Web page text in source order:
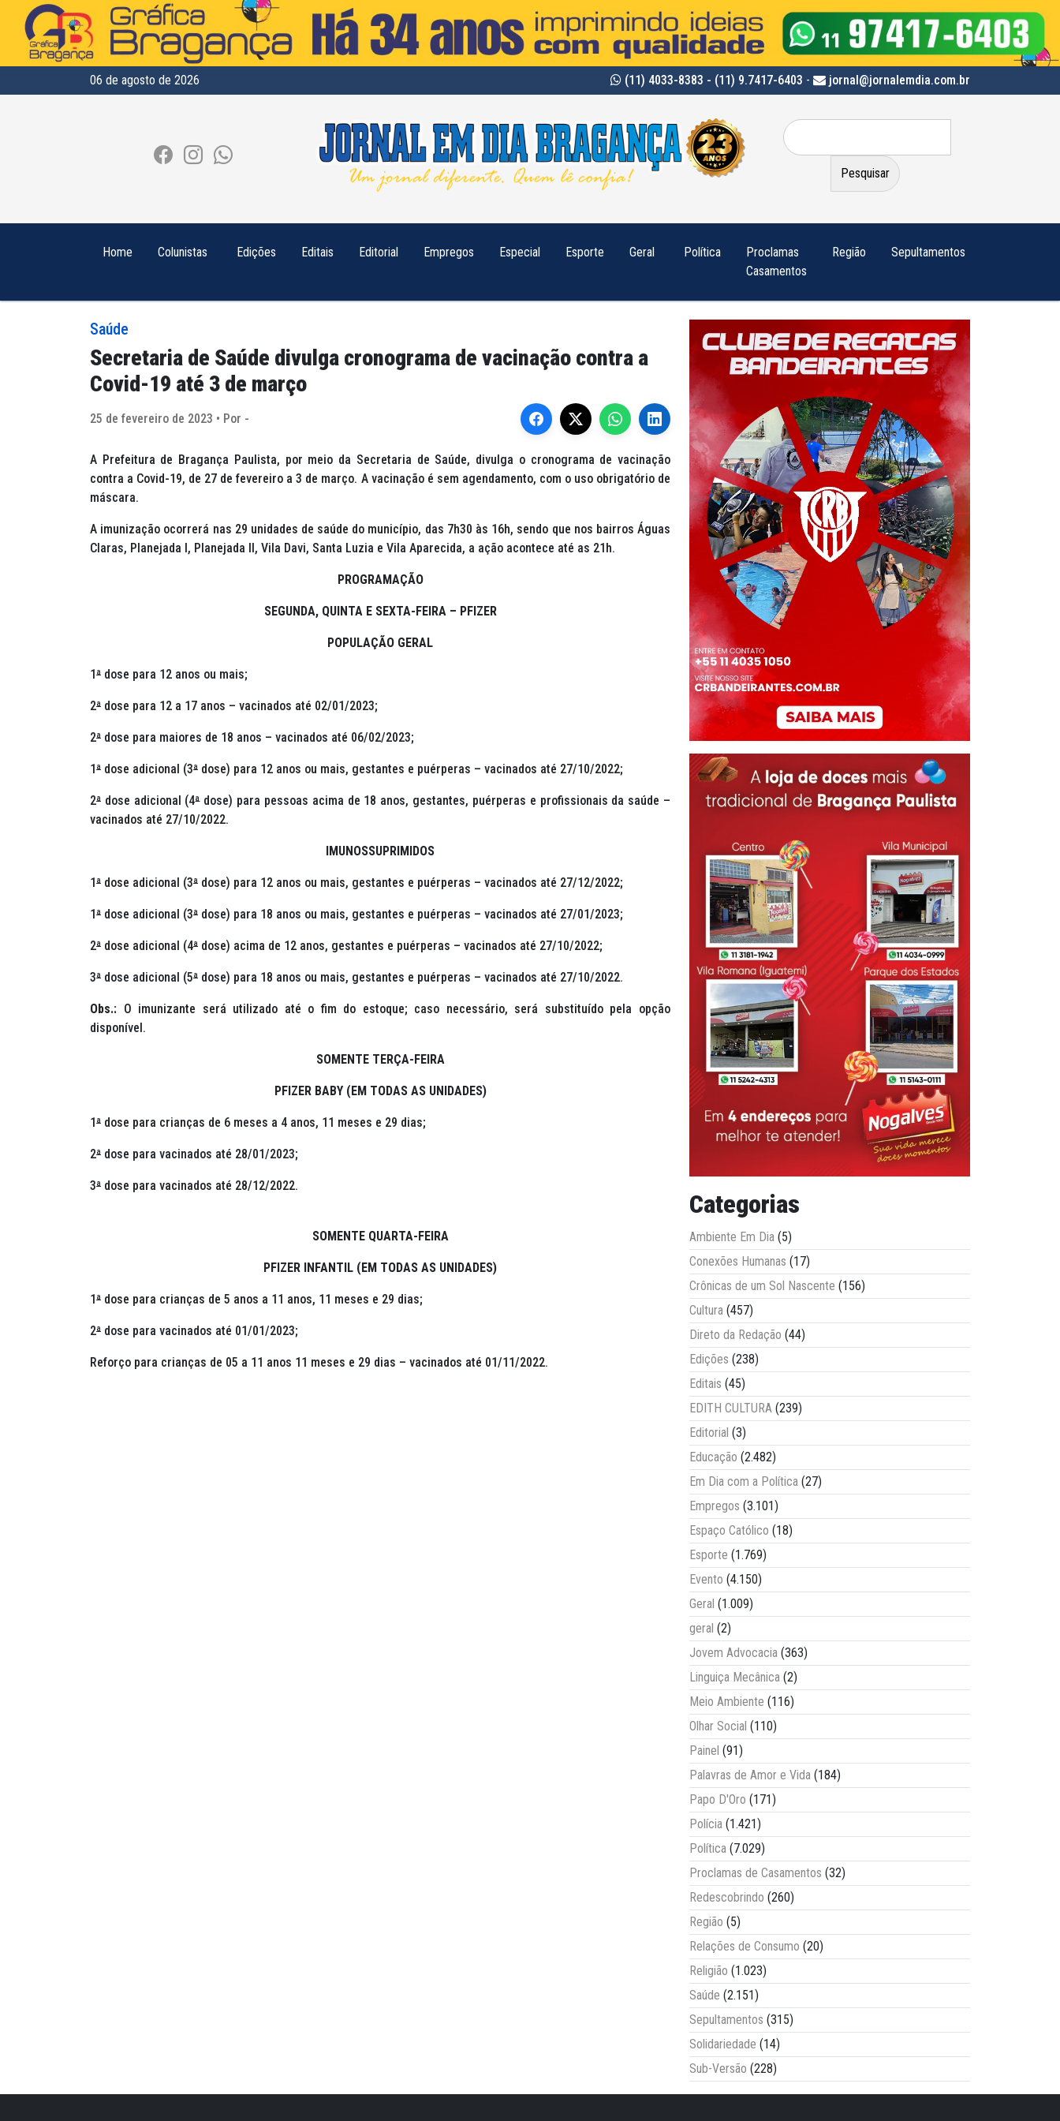
06 de agosto de 2026 (11) 4033-8383 - (11) 9.7417-6403 - jornal@jornalemdia.com.br
Pesquisar
por:
Home Colunistas Edições Editais Editorial Empregos Especial Esporte Geral Política
Proclamas
Casamentos
Região Sepultamentos
Saúde
Secretaria de Saúde divulga cronograma de vacinação contra a
Covid-19 até 3 de março
25 de fevereiro de 2023 • Por -
A Prefeitura de Bragança Paulista, por meio da Secretaria de Saúde, divulga o cronograma de vacinação
contra a Covid-19, de 27 de fevereiro a 3 de março. A vacinação é sem agendamento, com o uso obrigatório de
máscara.
A imunização ocorrerá nas 29 unidades de saúde do município, das 7h30 às 16h, sendo que nos bairros Águas
Claras, Planejada I, Planejada II, Vila Davi, Santa Luzia e Vila Aparecida, a ação acontece até as 21h.
PROGRAMAÇÃO
SEGUNDA, QUINTA E SEXTA-FEIRA – PFIZER
POPULAÇÃO GERAL
1ª dose para 12 anos ou mais;
2ª dose para 12 a 17 anos – vacinados até 02/01/2023;
2ª dose para maiores de 18 anos – vacinados até 06/02/2023;
1ª dose adicional (3ª dose) para 12 anos ou mais, gestantes e puérperas – vacinados até 27/10/2022;
2ª dose adicional (4ªdose) para pessoas acima de 18 anos, gestantes, puérperas e profissionais da saúde –
vacinados até 27/10/2022.
IMUNOSSUPRIMIDOS
1ª dose adicional (3ª dose) para 12 anos ou mais, gestantes e puérperas – vacinados até 27/12/2022;
1ª dose adicional (3ª dose) para 18 anos ou mais, gestantes e puérperas – vacinados até 27/01/2023;
2ª dose adicional (4ª dose) acima de 12 anos, gestantes e puérperas – vacinados até 27/10/2022;
3ª dose adicional (5ª dose) para 18 anos ou mais, gestantes e puérperas – vacinados até 27/10/2022.
Obs.: O imunizante será utilizado até o fim do estoque; caso necessário, será substituído pela opção
disponível.
SOMENTE TERÇA-FEIRA
PFIZER BABY (EM TODAS AS UNIDADES)
1ª dose para crianças de 6 meses a 4 anos, 11 meses e 29 dias;
2ª dose para vacinados até 28/01/2023;
3ª dose para vacinados até 28/12/2022.
SOMENTE QUARTA-FEIRA
PFIZER INFANTIL (EM TODAS AS UNIDADES)
1ª dose para crianças de 5 anos a 11 anos, 11 meses e 29 dias;
2ª dose para vacinados até 01/01/2023;
Reforço para crianças de 05 a 11 anos 11 meses e 29 dias – vacinados até 01/11/2022.
Categorias
Ambiente Em Dia (5)
Conexões Humanas (17)
Crônicas de um Sol Nascente (156)
Cultura (457)
Direto da Redação (44)
Edições (238)
Editais (45)
EDITH CULTURA (239)
Editorial (3)
Educação (2.482)
Em Dia com a Política (27)
Empregos (3.101)
Espaço Católico (18)
Esporte (1.769)
Evento (4.150)
Geral (1.009)
geral (2)
Jovem Advocacia (363)
Linguiça Mecânica (2)
Meio Ambiente (116)
Olhar Social (110)
Painel (91)
Palavras de Amor e Vida (184)
Papo D'Oro (171)
Polícia (1.421)
Política (7.029)
Proclamas de Casamentos (32)
Redescobrindo (260)
Região (5)
Relações de Consumo (20)
Religião (1.023)
Saúde (2.151)
Sepultamentos (315)
Solidariedade (14)
Sub-Versão (228)